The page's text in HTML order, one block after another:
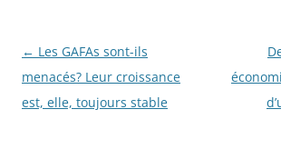
Navigation
des
articles
← Les GAFAs sont-ils
menacés? Leur croissance
est, elle, toujours stable